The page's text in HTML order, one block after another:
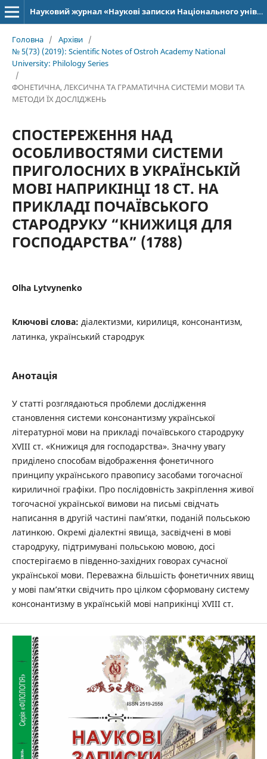
Науковий журнал «Наукові записки Національного університету «Острозька академія»: серія «Філологія»
Головна / Архіви /
№ 5(73) (2019): Scientific Notes of Ostroh Academy National
University: Philology Series
/
ФОНЕТИЧНА, ЛЕКСИЧНА ТА ГРАМАТИЧНА СИСТЕМИ МОВИ ТА
МЕТОДИ ЇХ ДОСЛІДЖЕНЬ
СПОСТЕРЕЖЕННЯ НАД
ОСОБЛИВОСТЯМИ СИСТЕМИ
ПРИГОЛОСНИХ В УКРАЇНСЬКІЙ
МОВІ НАПРИКІНЦІ 18 СТ. НА
ПРИКЛАДІ ПОЧАЇВСЬКОГО
СТАРОДРУКУ “КНИЖИЦЯ ДЛЯ
ГОСПОДАРСТВА” (1788)
Olha Lytvynenko
Ключові слова: діалектизми, кирилиця, консонантизм,
латинка, український стародрук
Анотація
У статті розглядаються проблеми дослідження
становлення системи консонантизму української
літературної мови на прикладі почаївського стародруку
XVIII ст. «Книжиця для господарства». Значну увагу
приділено способам відображення фонетичного
принципу українського правопису засобами тогочасної
кириличної графіки. Про послідовність закріплення живої
тогочасної української вимови на письмі свідчать
написання в другій частині пам’ятки, поданій польською
латинкою. Окремі діалектні явища, засвідчені в мові
стародруку, підтримувані польською мовою, досі
спостерігаємо в південно-західних говорах сучасної
української мови. Переважна більшість фонетичних явищ
у мові пам’ятки свідчить про цілком сформовану систему
консонантизму в українській мові наприкінці XVIII ст.